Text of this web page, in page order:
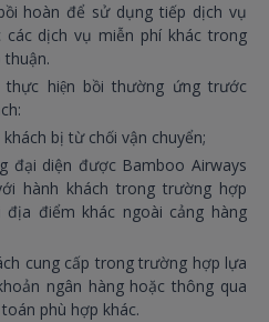
hoàn để sử dụng tiếp dịch vụ
dịch vụ miễn phí khác trong
hiện bồi thường ứng trước
bị từ chối vận chuyển;
đại diện được Bamboo Airways
hành khách trong trường hợp
điểm khác ngoài cảng hàng
cung cấp trong trường hợp lựa
ngân hàng hoặc thông qua
phù hợp khác.